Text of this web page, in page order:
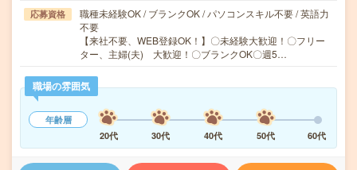
応募資格
職種未経験OK / ブランクOK / パソコンスキル不要 / 英語力
不要
【来社不要、WEB登録OK！】〇未経験大歓迎！〇フリー
ター、主婦(夫) 大歓迎！〇ブランクOK〇週5…
職場の雰囲気
年齢層
20代
30代 40代 50代 60代